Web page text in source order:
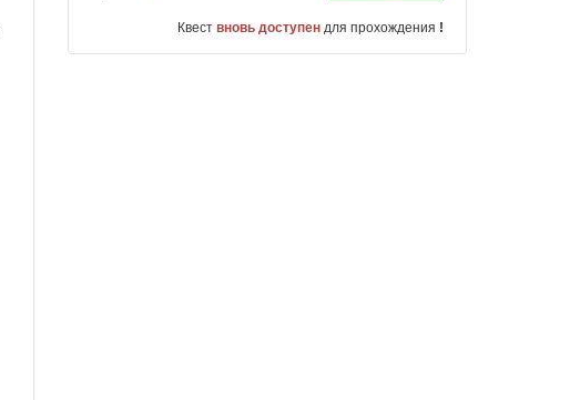
Квест вновь доступен для прохождения !